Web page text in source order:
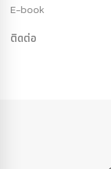
E-book
ติดต่อ